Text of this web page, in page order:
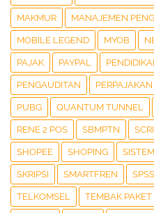
MAKMUR MANAJEMEN
MOBILE LEGEND MYOB
PAJAK PAYPAL
PENGAUDITAN PERPAJAKAN
PUBG QUANTUM TUNNEL
RENE 2 POS SBMPTN
SHOPEE SHOPING
SKRIPSI SMARTFREN SPSS
TELKOMSEL TEMBAK PAKET